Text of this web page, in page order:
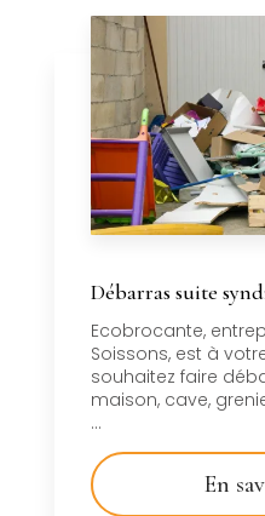
Débarras suite
Ecobrocante,
Soissons, est à
souhaitez faire
maison, cave,
...
En